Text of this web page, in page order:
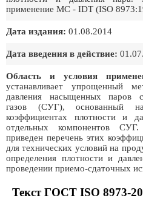
применение МС - IDT (ISO
Дата издания: 01.08.2014
Дата введения в действие:
Область и условия
устанавливает упрощенный
давления насыщенных паров
газов (СУГ), основанный
коэффициентах плотности и
отдельных компонентов
приведен перечень этих
для технических условий на
определения плотности и
проведении приемо-сдаточных
Текст ГОСТ ISO 8973-